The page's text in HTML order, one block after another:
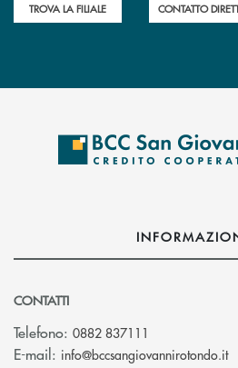
TROVA LA FILIALE CONTATTO
CONTATTI
Telefono: 0882 837111
E-mail: info@bccsangiovannirotondo.it